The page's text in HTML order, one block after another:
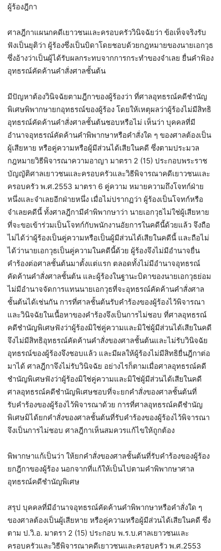
ผู้ร้องฎีกา
ศาลฎีกาแผนกคดีเยาวชนและครอบครัววินิจฉัยว่า ข้อเท็จจริงรับ
ฟังเป็นยุติว่า ผู้ร้องซึ่งเป็นบิดาโดยชอบด้วยกฎหมายของนายเอกวุธ
ซึ่งอ้างว่าเป็นผู้ได้รับผลกระทบจากการกระทำของจำเลย ยื่นคำฟ้อง
อุทธรณ์คัดค้านคำสั่งศาลชั้นต้น
มีปัญหาต้องวินิจฉัยตามฎีกาของผู้ร้องว่า ที่ศาลอุทธรณ์คดีชำนัญ
พิเศษพิพากษายกอุทธรณ์ของผู้ร้อง โดยให้เหตุผลว่าผู้ร้องไม่มีสิทธิ
อุทธรณ์คัดค้านคำสั่งศาลชั้นต้นชอบหรือไม่ เห็นว่า บุคคลที่มี
อำนาจอุทธรณ์คัดค้านคำพิพากษาหรือคำสั่งใด ๆ ของศาลต้องเป็น
ผู้เสียหาย หรือคู่ความหรือผู้มีส่วนได้เสียในคดี ซึ่งตามประมวล
กฎหมายวิธีพิจารณาความอาญา มาตรา 2 (15) ประกอบพระราช
บัญญัติศาลเยาวชนและครอบครัวและวิธีพิจารณาคดีเยาวชนและ
ครอบครัว พ.ศ.2553 มาตรา 6 คู่ความ หมายความถึงโจทก์ฝ่าย
หนึ่งและจำเลยอีกฝ่ายหนึ่ง เมื่อไม่ปรากฏว่า ผู้ร้องเป็นโจทก์หรือ
จำเลยคดีนี้ ทั้งศาลฎีกามีคำพิพากษาว่า นายเอกวุธไม่ใช่ผู้เสียหาย
ที่จะขอเข้าร่วมเป็นโจทก์กับพนักงานอัยการในคดีนี้ด้วยแล้ว จึงถือ
ไม่ได้ว่าผู้ร้องเป็นคู่ความหรือเป็นผู้มีส่วนได้เสียในคดีนี้ และถือไม่
ได้ว่านายเอกวุธเป็นคู่ความในคดีนี้ด้วย ผู้ร้องจึงไม่มีอำนาจยื่น
คำร้องต่อศาลชั้นต้นมาตั้งแต่แรก ตลอดทั้งไม่มีอำนาจอุทธรณ์
คัดค้านคำสั่งศาลชั้นต้น และผู้ร้องในฐานะบิดาของนายเอกวุธย่อม
ไม่มีอำนาจจัดการแทนนายเอกวุธที่จะอุทธรณ์คัดค้านคำสั่งศาล
ชั้นต้นได้เช่นกัน การที่ศาลชั้นต้นรับคำร้องของผู้ร้องไว้พิจารณา
และวินิจฉัยในเนื้อหาของคำร้องจึงเป็นการไม่ชอบ ที่ศาลอุทธรณ์
คดีชำนัญพิเศษฟังว่าผู้ร้องมิใช่คู่ความและมิใช่ผู้มีส่วนได้เสียในคดี
จึงไม่มีสิทธิอุทธรณ์คัดค้านคำสั่งของศาลชั้นต้นและไม่รับวินิจฉัย
อุทธรณ์ของผู้ร้องจึงชอบแล้ว และมีผลให้ผู้ร้องไม่มีสิทธิยื่นฎีกาต่อ
มาได้ ศาลฎีกาจึงไม่รับวินิจฉัย อย่างไรก็ตามเมื่อศาลอุทธรณ์คดี
ชำนัญพิเศษฟังว่าผู้ร้องมิใช่คู่ความและมิใช่ผู้มีส่วนได้เสียในคดี
ศาลอุทธรณ์คดีชำนัญพิเศษชอบที่จะยกคำสั่งของศาลชั้นต้นที่
รับคำร้องของผู้ร้องไว้พิจารณาด้วย การที่ศาลอุทธรณ์คดีชำนัญ
พิเศษมิได้ยกคำสั่งของศาลชั้นต้นที่รับคำร้องของผู้ร้องไว้พิจารณา
จึงเป็นการไม่ชอบ ศาลฎีกาเห็นสมควรแก้ไขให้ถูกต้อง
พิพากษาแก้เป็นว่า ให้ยกคำสั่งของศาลชั้นต้นที่รับคำร้องของผู้ร้อง
ยกฎีกาของผู้ร้อง นอกจากที่แก้ให้เป็นไปตามคำพิพากษาศาล
อุทธรณ์คดีชำนัญพิเศษ
สรุป บุคคลที่มีอำนาจอุทธรณ์คัดค้านคำพิพากษาหรือคำสั่งใด ๆ
ของศาลต้องเป็นผู้เสียหาย หรือคู่ความหรือผู้มีส่วนได้เสียในคดี ซึ่ง
ตาม ป.วิ.อ. มาตรา 2 (15) ประกอบ พ.ร.บ.ศาลเยาวชนและ
ครอบครัวและวิธีพิจารณาคดีเยาวชนและครอบครัว พ.ศ.2553